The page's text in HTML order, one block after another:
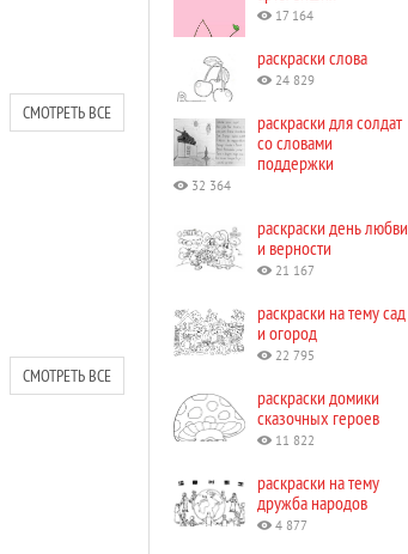
СМОТРЕТЬ ВСЕ
СМОТРЕТЬ ВСЕ
17 164
раскраски слова
24 829
раскраски для солдат
со словами
поддержки
32 364
раскраски день любви
и верности
21 167
раскраски на тему сад
и огород
22 795
раскраски домики
сказочных героев
11 822
раскраски на тему
дружба народов
4 877